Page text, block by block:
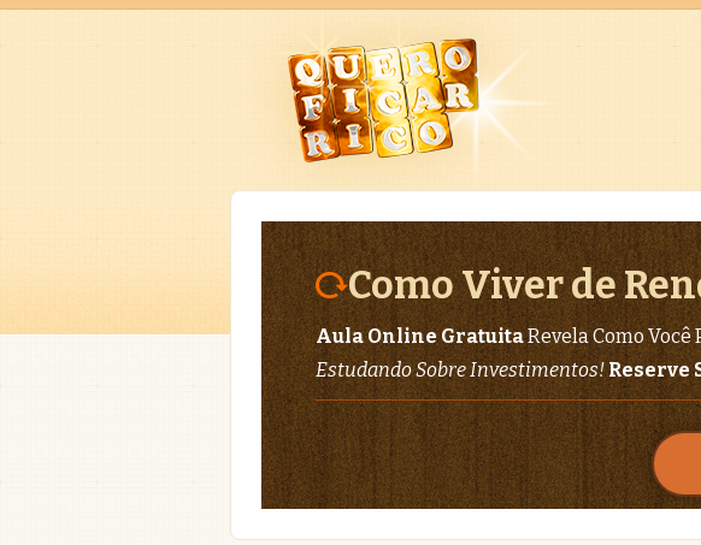
Como Viver de
Aula Online GratuitaRevela Como
Estudando Sobre Investimentos! Reserve